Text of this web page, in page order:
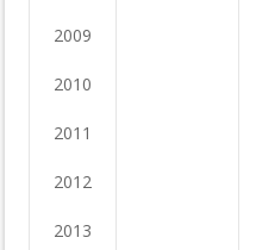
2009
2010
2011
2012
2013